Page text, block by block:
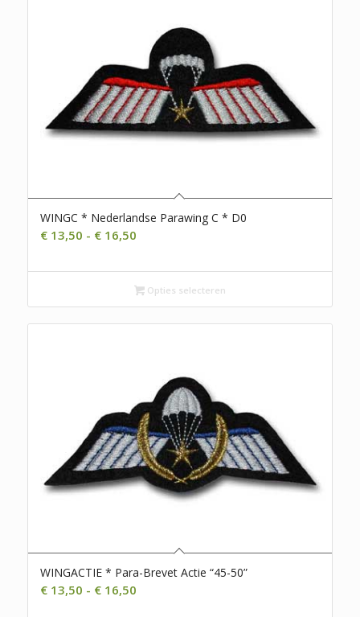
WINGC * Nederlandse Parawing C * D0
€13,50 - €16,50Prijsklasse:
tot
€ 16,50
Opties selecteren
WINGACTIE * Para-Brevet Actie “45-50”
€13,50 - €16,50Prijsklasse: